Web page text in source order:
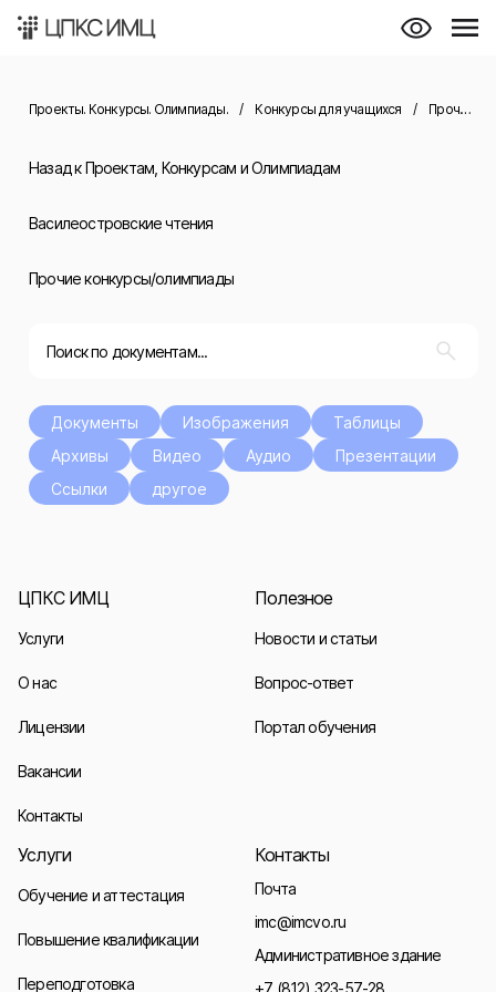
Проекты. Конкурсы. Олимпиады. / Конкурсы для учащихся / Прочие конкурсы
Назад к Проектам, Конкурсам и Олимпиадам
Василеостровские чтения
Прочие конкурсы/олимпиады
Документы Изображения
Таблицы
Архивы
Видео Аудио
Презентации
Ссылки
другое
ЦПКС ИМЦ
Услуги
О нас
Лицензии
Вакансии
Контакты
Полезное
Новости и статьи
Вопрос-ответ
Портал обучения
Услуги
Обучение и аттестация
Повышение квалификации
Переподготовка
Контакты
Почта
imc@imcvo.ru
Административное здание
+7 (812) 323-57-28